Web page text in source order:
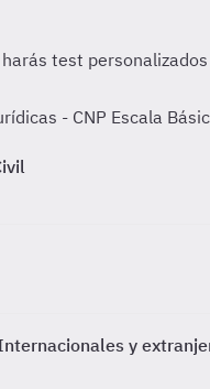
- CNP Escala
y